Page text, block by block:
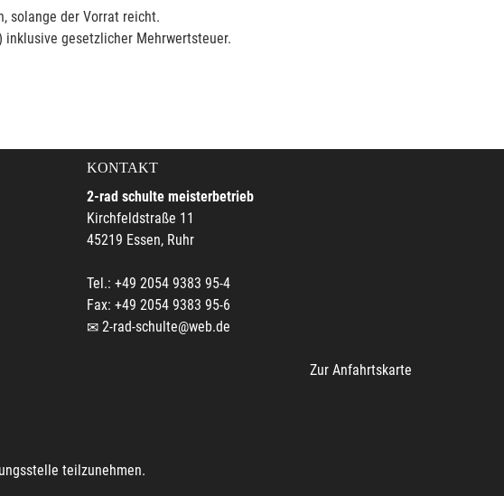
solange der Vorrat reicht.
gesetzlicher Mehrwertsteuer.
KONTAKT
2-rad schulte meisterbetrieb
Kirchfeldstraße 11
45219 Essen, Ruhr
Tel.: +49 2054 9383 95-4
Fax: +49 2054 9383 95-6
2-rad-schulte@web.de
Zur Anfahrtskarte
teilzunehmen.